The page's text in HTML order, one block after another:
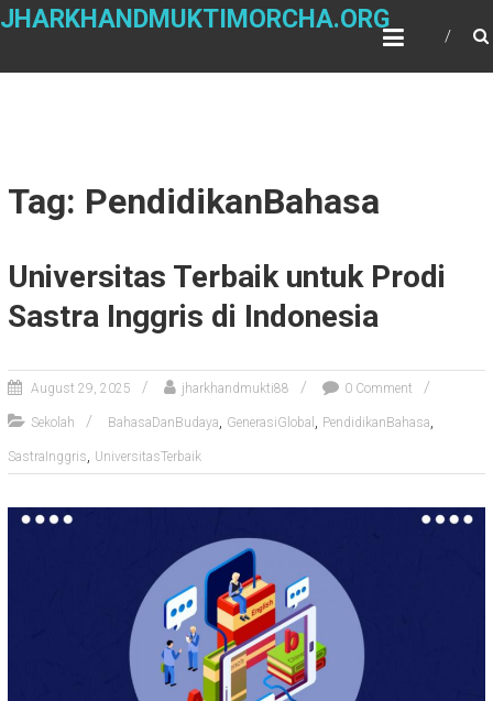
Skip
JHARKHANDMUKTIMORCHA.ORG
Tag: PendidikanBahasa
Universitas Terbaik untuk Prodi
Sastra Inggris di Indonesia
August 29, 2025 jharkhandmukti88 0 Comment
Sekolah BahasaDanBudaya, GenerasiGlobal , PendidikanBahasa,
SastraInggris, UniversitasTerbaik